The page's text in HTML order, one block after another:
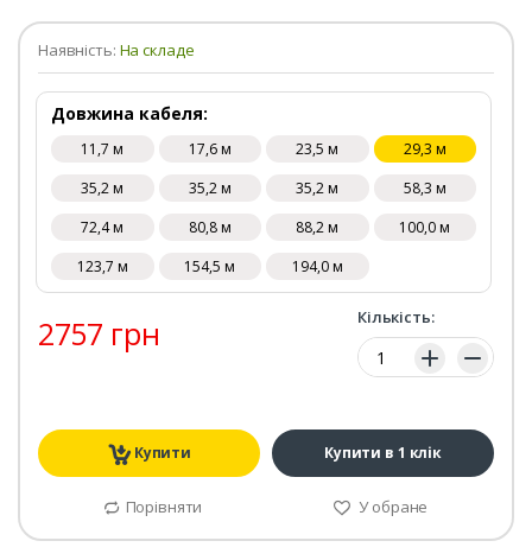
Наявність: На складе
Довжина кабеля:
11,7 м 17,6 м 23,5 м
29,3 м
35,2 м
35,2 м 35,2 м
58,3 м
72,4 м
80,8 м 88,2 м
100,0 м
123,7 м
154,5 м 194,0 м
2757 грн Кількість:
Кількість:
Купити Купити в 1 клік
Порівняти У обране